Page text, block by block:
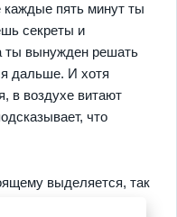
каждые пять минут ты
секреты и
ты вынужден решать
дальше. И хотя
в воздухе витают
что
выделяется, так